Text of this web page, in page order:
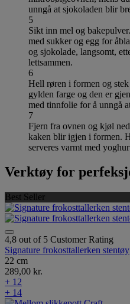
unngå at sjokoladen blir
5
Sikt inn mel og
med sukker og egg for
og sjokolade, langsomt,
lettsammen.
6
Hell røren i formen og
gylden farge og den er
med tinnfolie for å unngå
7
Fjern fra ovnen og kjøl
kaken blir igjen i formen.
serveres varmt med
Verktøy for
Best Seller
4,8 out of 5 Customer Rating
Signature frokosttallerken stentøy
22 cm
289,00 kr.
+ 12
+ 14